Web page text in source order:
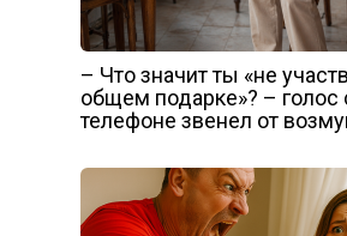
– Что значит ты «не
общем подарке»? – голос
телефоне звенел от